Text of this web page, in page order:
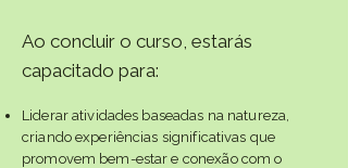
Ao concluir o curso, estarás
capacitado para:
Liderar atividades baseadas na natureza,
criando experiências significativas que
promovem bem-estar e conexão com o